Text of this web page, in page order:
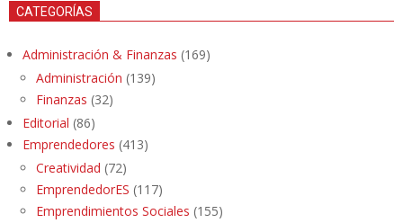
CATEGORÍAS
Administración & Finanzas (169)
Administración (139)
Finanzas (32)
Editorial (86)
Emprendedores (413)
Creatividad (72)
EmprendedorES (117)
Emprendimientos Sociales (155)